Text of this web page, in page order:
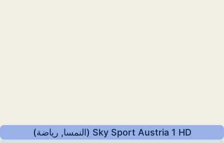
Sky Sport Austria 1 HD (النمسا, رياضة)